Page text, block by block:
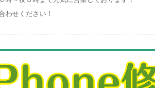
わせください！